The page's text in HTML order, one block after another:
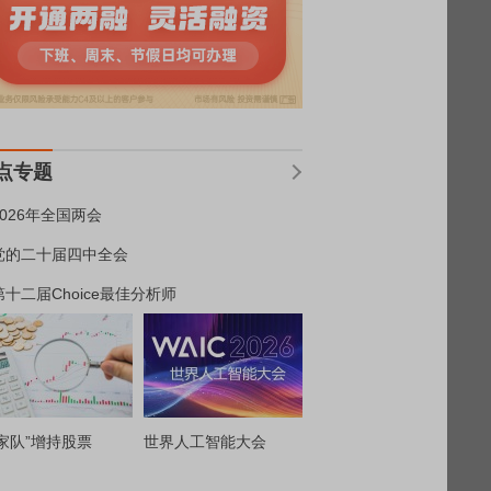
专题
年全国两会
的二十届四中全会
十二届Choice最佳分析师
队”增持股票 世界人工智能大会